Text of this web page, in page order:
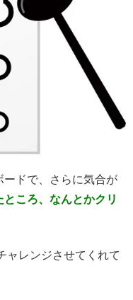
ードで、さらに気合が
ころ、なんとかクリ
ャレンジさせてくれて